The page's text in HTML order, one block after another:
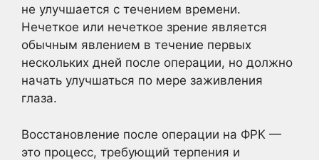
не улучшается с течением времени.
Нечеткое или нечеткое зрение является
обычным явлением в течение первых
нескольких дней после операции, но должно
начать улучшаться по мере заживления
глаза.
Восстановление после операции на ФРК —
это процесс, требующий терпения и